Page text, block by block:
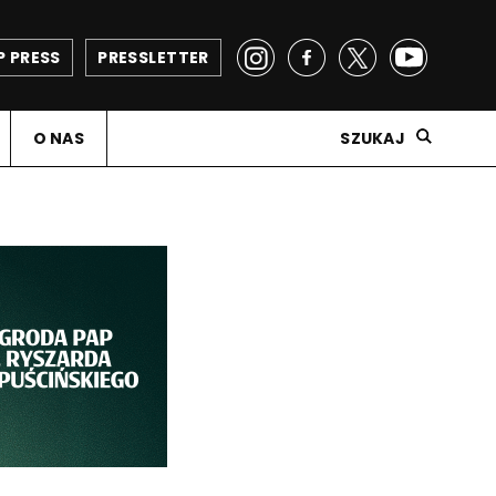
PRESSLETTER
PRESS
O NAS SZUKAJ